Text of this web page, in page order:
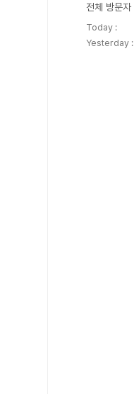
전체 방문자
Today :
Yesterday :